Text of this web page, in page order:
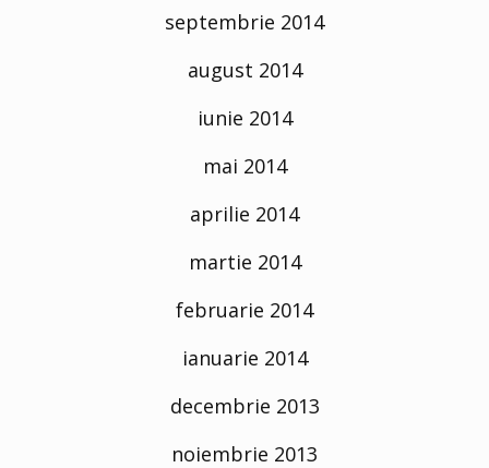
septembrie 2014
august 2014
iunie 2014
mai 2014
aprilie 2014
martie 2014
februarie 2014
ianuarie 2014
decembrie 2013
noiembrie 2013